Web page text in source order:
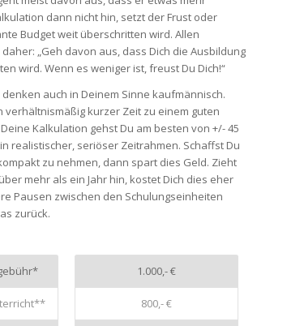
dann nicht hin, setzt der Frust oder
Budget weit überschritten wird. Allen
„Geh davon aus, dass Dich die Ausbildung
wird. Wenn es weniger ist, freust Du Dich!“
auch in Deinem Sinne kaufmännisch.
verhältnismäßig kurzer Zeit zu einem guten
Kalkulation gehst Du am besten von +/- 45
realistischer, seriöser Zeitrahmen. Schaffst Du
zu nehmen, dann spart dies Geld. Zieht
mehr als ein Jahr hin, kostet Dich dies eher
Pausen zwischen den Schulungseinheiten
zurück.
1.000,- €
800,- €